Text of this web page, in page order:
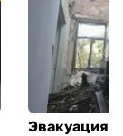
Эвакуация